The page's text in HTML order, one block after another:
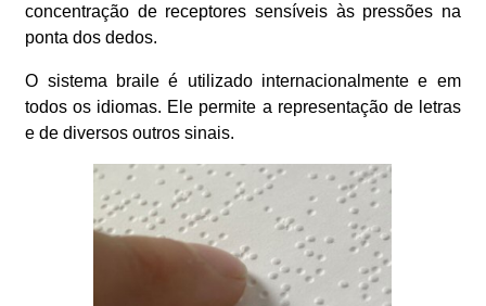
concentração de receptores sensíveis às pressões na
ponta dos dedos.
O sistema braile é utilizado internacionalmente e em
todos os idiomas. Ele permite a representação de letras
e de diversos outros sinais.